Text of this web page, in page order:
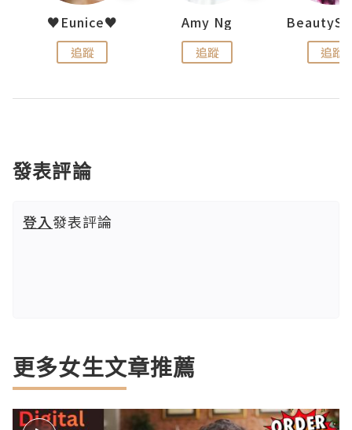
♥Eunice♥
追蹤
Amy Ng
追蹤 追蹤
發表評論
登入發表評論
更多女生文章推薦